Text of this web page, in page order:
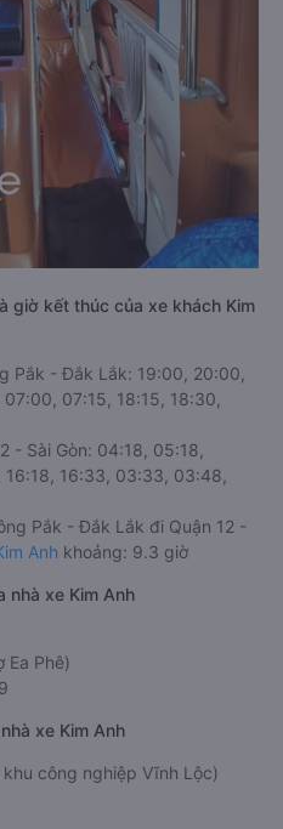
giờ kết thúc của xe khách Kim
Pắk - Đắk Lắk: 19:00, 20:00,
07:15, 18:15, 18:30,
- Sài Gòn: 04:18, 05:18,
16:33, 03:33, 03:48,
Pắk - Đắk Lắk đi Quận 12 -
Anh khoảng: 9.3 giờ
nhà xe Kim Anh
Ea Phê)
xe Kim Anh
công nghiệp Vĩnh Lộc)